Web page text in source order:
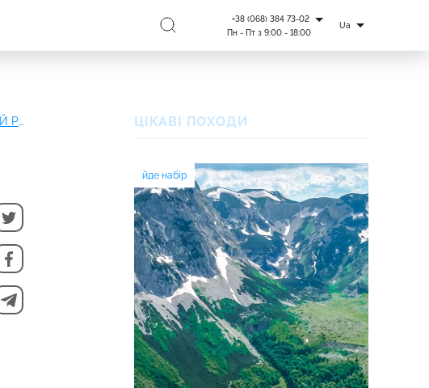
+38 (068) 384 73-02
Пн - Пт з 9:00 - 18:00
Ua
ПОХІД ЗАГАДКОВИМИ ГРИНЯВАМИ 🎄 НОВИЙ РІК В КАРПАТАХ ЦІКАВІ ПОХОДИ
йде набір